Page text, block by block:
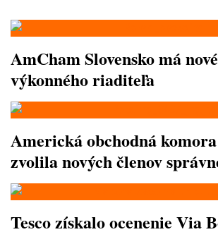
AmCham Slovensko má
výkonného riaditeľa
Americká obchodná
zvolila nových členov
Tesco získalo ocenenie Via